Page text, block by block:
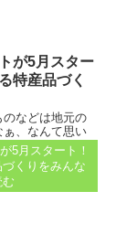
が5月スター
特産品づく
のなどは地元の
ぁ、なんて思い
ども、いつも賑
5月スタート！
づくりをみんな